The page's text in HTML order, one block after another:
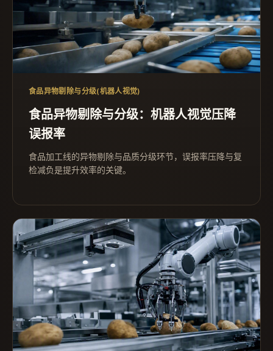
食品异物剔除与分级(机器人视觉)
食品异物剔除与分级：机器人视觉压降
误报率
食品加工线的异物剔除与品质分级环节，误报率压降与复
检减负是提升效率的关键。